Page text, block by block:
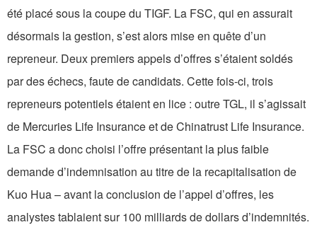
été placé sous la coupe du TIGF. La FSC, qui en assurait
désormais la gestion, s’est alors mise en quête d’un
repreneur. Deux premiers appels d’offres s’étaient soldés
par des échecs, faute de candidats. Cette fois-ci, trois
repreneurs potentiels étaient en lice : outre TGL, il s’agissait
de Mercuries Life Insurance et de Chinatrust Life Insurance.
La FSC a donc choisi l’offre présentant la plus faible
demande d’indemnisation au titre de la recapitalisation de
Kuo Hua – avant la conclusion de l’appel d’offres, les
analystes tablaient sur 100 milliards de dollars d’indemnités.